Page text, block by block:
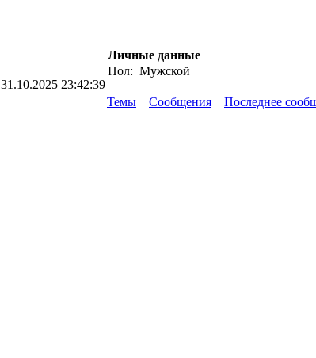
31.10.2025 23:42:39
Личные данные
Пол: Мужской
Темы Сообщения Последнее